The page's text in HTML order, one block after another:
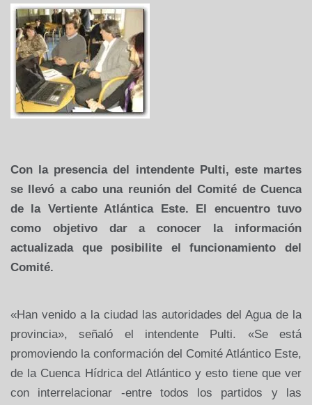
Con la presencia del intendente Pulti, este martes
se llevó a cabo una reunión del Comité de Cuenca
de la Vertiente Atlántica Este. El encuentro tuvo
como objetivo dar a conocer la información
actualizada que posibilite el funcionamiento del
Comité.
«Han venido a la ciudad las autoridades del Agua de la
provincia», señaló el intendente Pulti. «Se está
promoviendo la conformación del Comité Atlántico Este,
de la Cuenca Hídrica del Atlántico y esto tiene que ver
con interrelacionar -entre todos los partidos y las